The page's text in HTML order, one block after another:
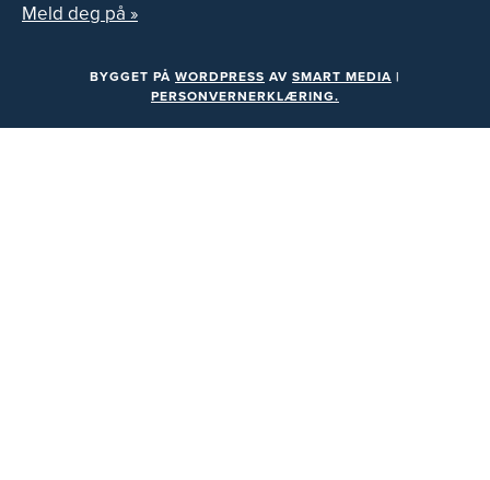
Meld deg på »
BYGGET PÅ WORDPRESS AV SMART MEDIA |
PERSONVERNERKLÆRING.